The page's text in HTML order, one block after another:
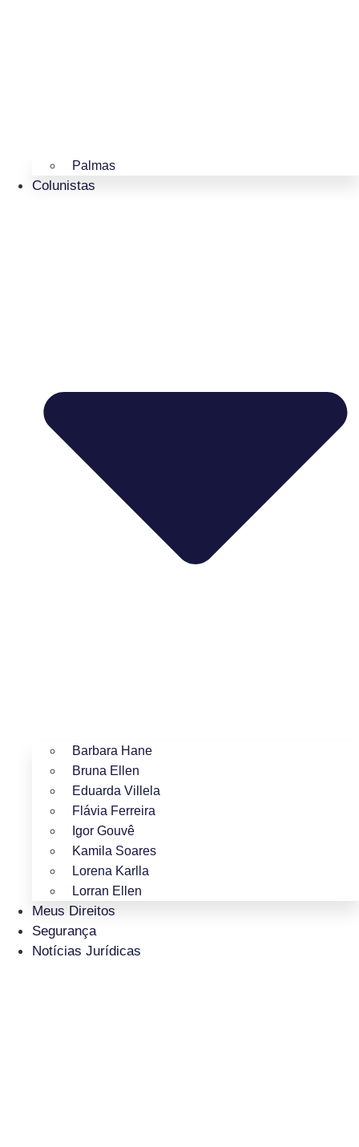
Palmas
Colunistas
Barbara Hane
Bruna Ellen
Eduarda Villela
Flávia Ferreira
Igor Gouvê
Kamila Soares
Lorena Karlla
Lorran Ellen
Meus Direitos
Segurança
Notícias Jurídicas